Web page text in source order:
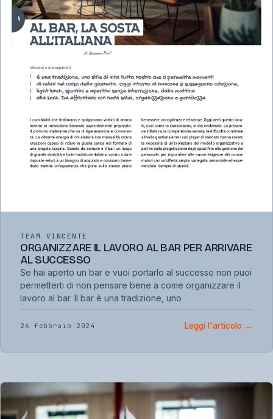
TEAM VINCENTE
ORGANIZZARE IL LAVORO AL BAR PER ARRIVARE
AL SUCCESSO
Se hai aperto un bar e vuoi portarlo al successo non puoi
permetterti di non pensare bene a come organizzare il
lavoro al bar. Il bar è una tradizione, uno
26 febbraio 2024 Leggi l'articolo →